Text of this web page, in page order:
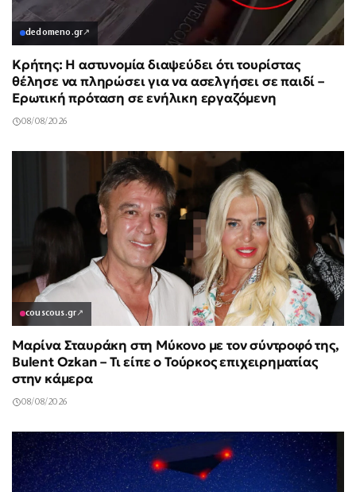
dedomeno.gr↗
Κρήτης: Η αστυνομία διαψεύδει ότι τουρίστας
θέλησε να πληρώσει για να ασελγήσει σε παιδί –
Ερωτική πρόταση σε ενήλικη εργαζόμενη
08/08/2026
couscous.gr↗
Μαρίνα Σταυράκη στη Μύκονο με τον σύντροφό της,
Bulent Ozkan – Τι είπε ο Τούρκος επιχειρηματίας
στην κάμερα
08/08/2026